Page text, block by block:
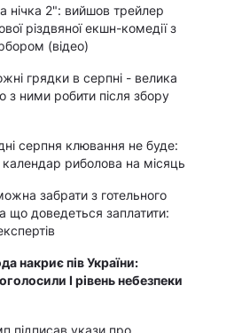
нічка 2": вийшов трейлер
різдвяної екшн-комедії з
(відео)
грядки в серпні - велика
з ними робити після збору
серпня клювання не буде:
риболова на місяць
забрати з готельного
що доведеться заплатити:
накриє пів України:
І рівень небезпеки
підписав укази про